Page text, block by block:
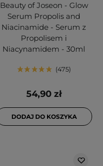
Beauty of Joseon - Glow
Serum Propolis and
Niacinamide - Serum z
Propolisem i
Niacynamidem - 30ml
475
54,90 zł
DODAJ DO KOSZYKA